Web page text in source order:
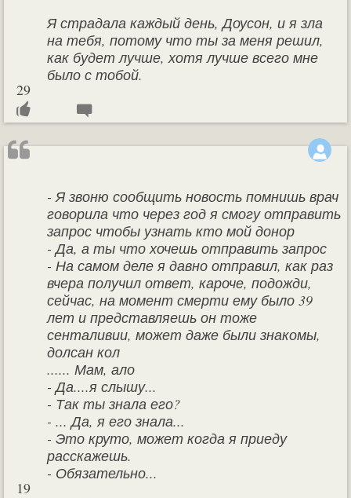
Я страдала каждый день, Доусон, и я зла
на тебя, потому что ты за меня решил,
как будет лучше, хотя лучше всего мне
было с тобой.
29
- Я звоню сообщить новость помнишь врач
говорила что через год я смогу отправить
запрос чтобы узнать кто мой донор
- Да, а ты что хочешь отправить запрос
- На самом деле я давно отправил, как раз
вчера получил ответ, кароче, подожди,
сейчас, на момент смерти ему было 39
лет и представляешь он тоже
сенталивии, может даже были знакомы,
долсан кол
...... Мам, ало
- Да....я слышу...
- Так ты знала его?
- ... Да, я его знала...
- Это круто, может когда я приеду
расскажешь.
- Обязательно...
19